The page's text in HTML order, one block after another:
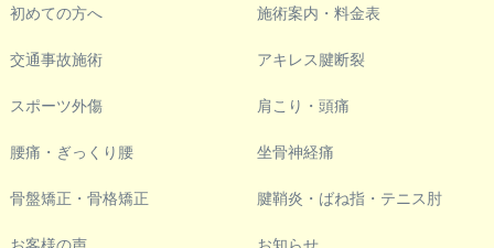
初めての方へ 施術案内・料金表
交通事故施術 アキレス腱断裂
スポーツ外傷 肩こり・頭痛
腰痛・ぎっくり腰 坐骨神経痛
骨盤矯正・骨格矯正 腱鞘炎・ばね指・テニス肘
お客様の声 お知らせ